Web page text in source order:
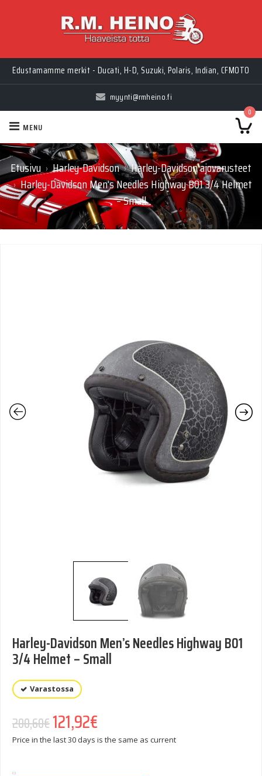
Edustamamme merkit - Ducati, H-D, Suzuki, Polaris, Indian, CFMOTO
myynti@rmheino.fi
0
MENU
Etusivu › Harley-Davidson › Harley-Davidson ajovarusteet
› Harley-Davidson Men’s Needles Highway B01 3/4 Helmet
– Small
Harley-Davidson Men’s Needles Highway B01
3/4 Helmet – Small
Varastossa
200,60€Alkuperäinen hinta oli: 200,60€.
121,92€
Price in the last 30 days is the same as current